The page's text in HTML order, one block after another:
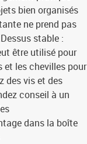
bien organisés
ne prend pas
stable :
être utilisé pour
et les chevilles pour
des vis et des
conseil à un
dans la boîte